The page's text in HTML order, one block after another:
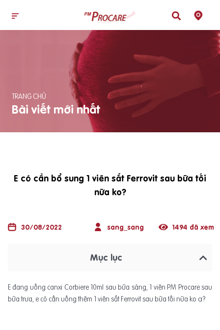
TRANG CHỦ
Bài viết mới nhất
E có cần bổ sung 1 viên sắt Ferrovit sau bữa tối
nữa ko?
30/08/2022 sang_sang 1494 đã xem
Mục lục
E đang uống canxi Corbiere 10ml sau bữa sáng, 1 viên PM Procare sau
bữa trưa, e có cần uống thêm 1 viên sắt Ferrovit sau bữa tối nữa ko ạ?